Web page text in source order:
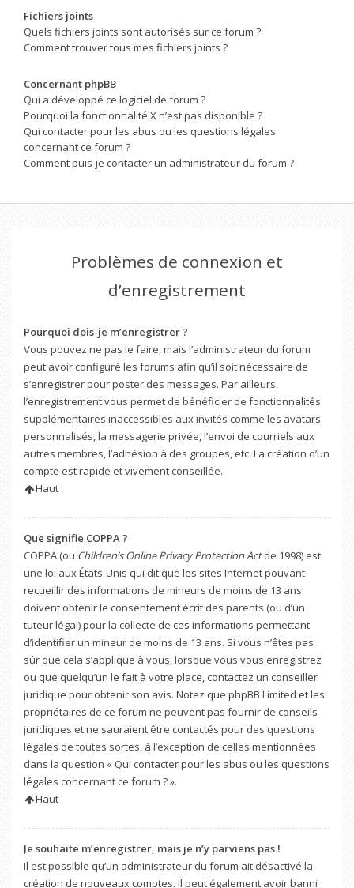
Fichiers joints
Quels fichiers joints sont autorisés sur ce forum ?
Comment trouver tous mes fichiers joints ?
Concernant phpBB
Qui a développé ce logiciel de forum ?
Pourquoi la fonctionnalité X n’est pas disponible ?
Qui contacter pour les abus ou les questions légales
concernant ce forum ?
Comment puis-je contacter un administrateur du forum ?
Problèmes de connexion et
d’enregistrement
Pourquoi dois-je m’enregistrer ?
Vous pouvez ne pas le faire, mais l’administrateur du forum
peut avoir configuré les forums afin qu’il soit nécessaire de
s’enregistrer pour poster des messages. Par ailleurs,
l’enregistrement vous permet de bénéficier de fonctionnalités
supplémentaires inaccessibles aux invités comme les avatars
personnalisés, la messagerie privée, l’envoi de courriels aux
autres membres, l’adhésion à des groupes, etc. La création d’un
compte est rapide et vivement conseillée.
Haut
Que signifie COPPA ?
COPPA (ou Children’s Online Privacy Protection Actde 1998) est
une loi aux États-Unis qui dit que les sites Internet pouvant
recueillir des informations de mineurs de moins de 13 ans
doivent obtenir le consentement écrit des parents (ou d’un
tuteur légal) pour la collecte de ces informations permettant
d’identifier un mineur de moins de 13 ans. Si vous n’êtes pas
sûr que cela s’applique à vous, lorsque vous vous enregistrez
ou que quelqu’un le fait à votre place, contactez un conseiller
juridique pour obtenir son avis. Notez que phpBB Limited et les
propriétaires de ce forum ne peuvent pas fournir de conseils
juridiques et ne sauraient être contactés pour des questions
légales de toutes sortes, à l’exception de celles mentionnées
dans la question « Qui contacter pour les abus ou les questions
légales concernant ce forum ? ».
Haut
Je souhaite m’enregistrer, mais je n’y parviens pas !
Il est possible qu’un administrateur du forum ait désactivé la
création de nouveaux comptes. Il peut également avoir banni